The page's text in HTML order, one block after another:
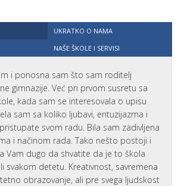
UKRATKO O NAMA
NAŠE ŠKOLE I SERVISI
i ponosna sam što sam roditelj
gimnazije. Već pri prvom susretu sa
kada sam se interesovala o upisu
sam sa koliko ljubavi, entuzijazma i
svom radu. Bila sam zadivljena
i načinom rada. Tako nešto postoji i
Vam dugo da shvatite da je to škola
svakom detetu. Kreativnost, savremena
obrazovanje, ali pre svega ljudskost